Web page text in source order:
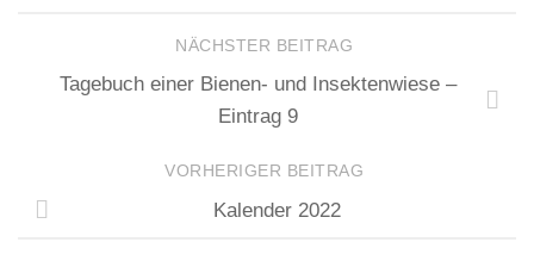
NÄCHSTER BEITRAG
Tagebuch einer Bienen- und Insektenwiese –
Eintrag 9
VORHERIGER BEITRAG
Kalender 2022